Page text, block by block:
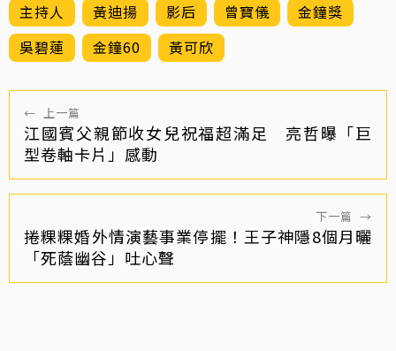
主持人 黃迪揚 影后 曾寶儀
金鐘獎
吳碧蓮
金鐘60 黃可欣
← 上一篇
江國賓父親節收女兒祝福超滿足 亮哲曝「巨
型卷軸卡片」感動
下一篇 →
捲粿粿婚外情演藝事業停擺！王子神隱8個月曬
「死蔭幽谷」吐心聲